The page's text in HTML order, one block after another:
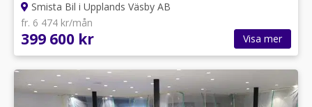
Smista Bil i Upplands Väsby AB
fr. 6 474 kr/mån
399 600 kr Visa mer